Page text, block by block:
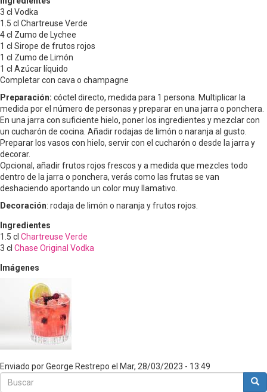
3 cl Vodka
1.5 cl Chartreuse Verde
4 cl Zumo de Lychee
1 cl Sirope de frutos rojos
1 cl Zumo de Limón
1 cl Azúcar líquido
Completar con cava o champagne
Preparación: cóctel directo, medida para 1 persona. Multiplicar la
medida por el número de personas y preparar en una jarra o ponchera.
En una jarra con suficiente hielo, poner los ingredientes y mezclar con
un cucharón de cocina. Añadir rodajas de limón o naranja al gusto.
Preparar los vasos con hielo, servir con el cucharón o desde la jarra y
decorar.
Opcional, añadir frutos rojos frescos y a medida que mezcles todo
dentro de la jarra o ponchera, verás como las frutas se van
deshaciendo aportando un color muy llamativo.
Decoración: rodaja de limón o naranja y frutos rojos.
Ingredientes
1.5 cl Chartreuse Verde
3 cl Chase Original Vodka
Imágenes
Enviado porGeorge Restrepo el Mar, 28/03/2023 - 13:49
Buscar